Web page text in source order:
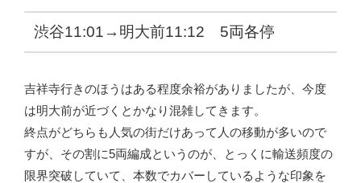
渋谷11:01→明大前11:12 5両各停
吉祥寺行きのほうはある程度余裕がありましたが、今度
は明大前が近づくとかなり混雑してきます。
終点がどちらも人気の街だけあって人の移動が多いので
すが、その割に5両編成というのが、とっくに輸送頻度の
限界突破していて、本数でカバーしているような印象を